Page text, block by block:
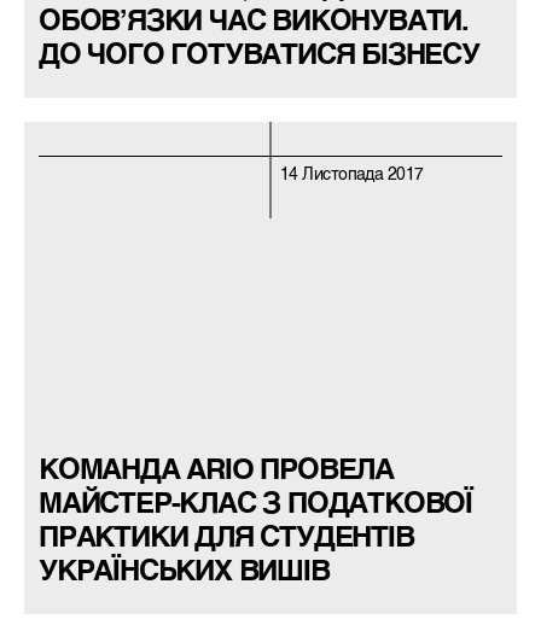
ОБОВ’ЯЗКИ ЧАС ВИКОНУВАТИ.
ДО ЧОГО ГОТУВАТИСЯ БІЗНЕСУ
14 Листопада 2017
КОМАНДА ARIO ПРОВЕЛА
МАЙСТЕР-КЛАС З ПОДАТКОВОЇ
ПРАКТИКИ ДЛЯ СТУДЕНТІВ
УКРАЇНСЬКИХ ВИШІВ